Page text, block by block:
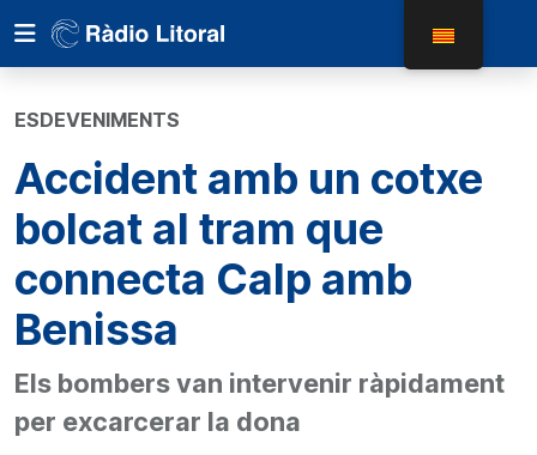
ESDEVENIMENTS
Accident amb un cotxe
bolcat al tram que
connecta Calp amb
Benissa
Els bombers van intervenir ràpidament
per excarcerar la dona